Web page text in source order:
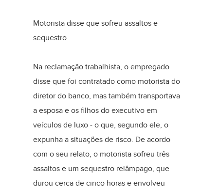
Motorista disse que sofreu assaltos e
sequestro
Na reclamação trabalhista, o empregado
disse que foi contratado como motorista do
diretor do banco, mas também transportava
a esposa e os filhos do executivo em
veículos de luxo - o que, segundo ele, o
expunha a situações de risco. De acordo
com o seu relato, o motorista sofreu três
assaltos e um sequestro relâmpago, que
durou cerca de cinco horas e envolveu